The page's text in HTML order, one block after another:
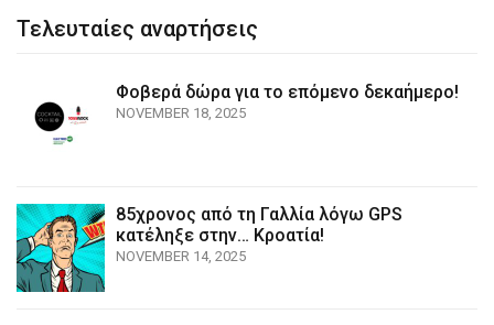
Τελευταίες αναρτήσεις
Φοβερά δώρα για το επόμενο δεκαήμερο!
NOVEMBER 18, 2025
85χρονος από τη Γαλλία λόγω GPS
κατέληξε στην… Κροατία!
NOVEMBER 14, 2025